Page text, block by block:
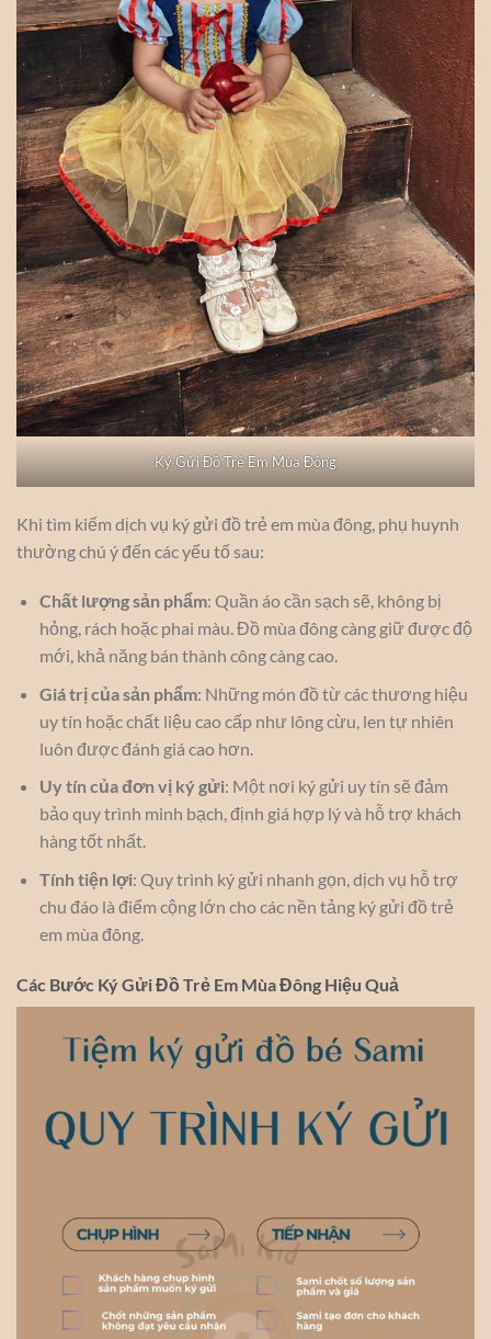
Ký Gửi Đồ Trẻ Em Mùa Đông
Khi tìm kiếm dịch vụ ký gửi đồ trẻ em mùa đông, phụ huynh
thường chú ý đến các yếu tố sau:
Chất lượng sản phẩm: Quần áo cần sạch sẽ, không bị
hỏng, rách hoặc phai màu. Đồ mùa đông càng giữ được độ
mới, khả năng bán thành công càng cao.
Giá trị của sản phẩm: Những món đồ từ các thương hiệu
uy tín hoặc chất liệu cao cấp như lông cừu, len tự nhiên
luôn được đánh giá cao hơn.
Uy tín của đơn vị ký gửi: Một nơi ký gửi uy tín sẽ đảm
bảo quy trình minh bạch, định giá hợp lý và hỗ trợ khách
hàng tốt nhất.
Tính tiện lợi: Quy trình ký gửi nhanh gọn, dịch vụ hỗ trợ
chu đáo là điểm cộng lớn cho các nền tảng ký gửi đồ trẻ
em mùa đông.
Các Bước Ký Gửi Đồ Trẻ Em Mùa Đông Hiệu Quả